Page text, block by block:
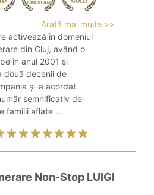
Arată mai multe >>
activează în domeniul
din Cluj, având o
în anul 2001 și
două decenii de
și-a acordat
semnificativ de
familii aflate ...
Non-Stop LUIGI